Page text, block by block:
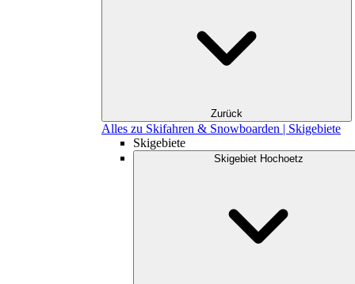
Zurück
Alles zu Skifahren & Snowboarden | Skigebiete
Skigebiete
Skigebiet Hochoetz